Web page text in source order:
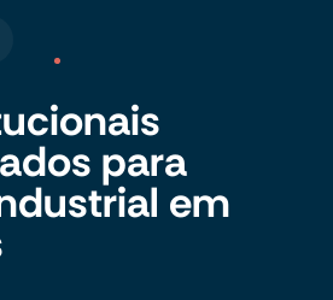
para
em